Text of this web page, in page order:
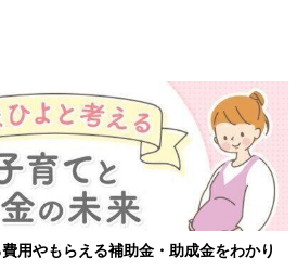
用やもらえる補助金・助成金をわかり